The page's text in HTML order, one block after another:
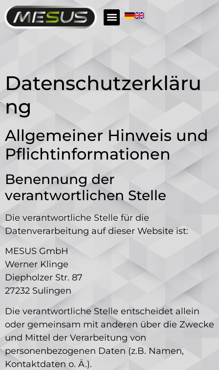
Datenschutzerkläru
ng
Allgemeiner Hinweis und
Pflichtinformationen
Benennung der
verantwortlichen Stelle
Die verantwortliche Stelle für die
Datenverarbeitung auf dieser Website ist:
MESUS GmbH
Werner Klinge
Diepholzer Str. 87
27232 Sulingen
Die verantwortliche Stelle entscheidet allein
oder gemeinsam mit anderen über die Zwecke
und Mittel der Verarbeitung von
personenbezogenen Daten (z.B. Namen,
Kontaktdaten o. Ä.).